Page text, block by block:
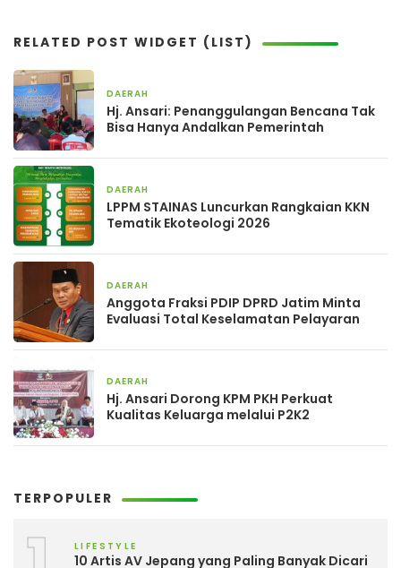
RELATED POST WIDGET (LIST)
DAERAH
Hj. Ansari: Penanggulangan Bencana Tak
Bisa Hanya Andalkan Pemerintah
DAERAH
LPPM STAINAS Luncurkan Rangkaian KKN
Tematik Ekoteologi 2026
DAERAH
Anggota Fraksi PDIP DPRD Jatim Minta
Evaluasi Total Keselamatan Pelayaran
DAERAH
Hj. Ansari Dorong KPM PKH Perkuat
Kualitas Keluarga melalui P2K2
TERPOPULER
LIFESTYLE
10 Artis AV Jepang yang Paling Banyak Dicari